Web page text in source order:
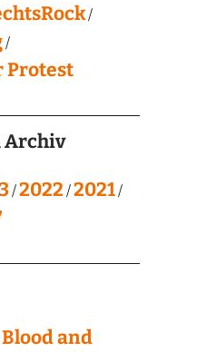
Protest
Archiv
2022 2021
Blood and